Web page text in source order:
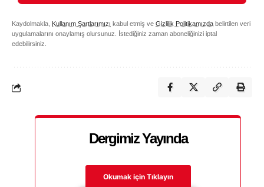
Kaydolmakla, Kullanım Şartlarımızı kabul etmiş ve Gizlilik Politikamızda belirtilen veri
uygulamalarını onaylamış olursunuz. İstediğiniz zaman aboneliğinizi iptal
edebilirsiniz.
Dergimiz Yayında
Okumak için Tıklayın